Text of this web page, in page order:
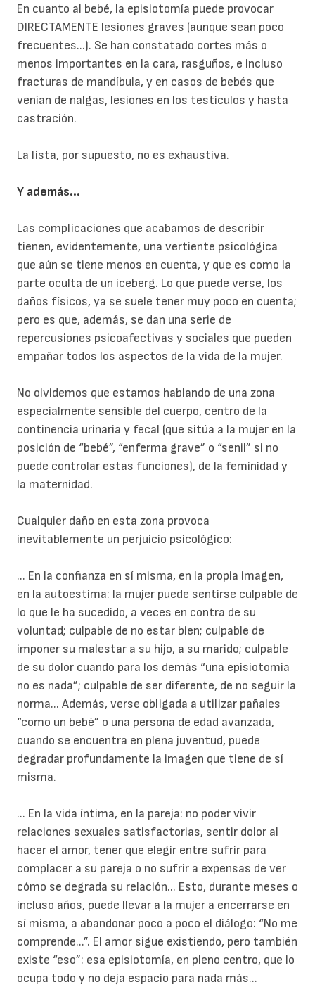
En cuanto al bebé, la episiotomía puede provocar
DIRECTAMENTE lesiones graves (aunque sean poco
frecuentes...). Se han constatado cortes más o
menos importantes en la cara, rasguños, e incluso
fracturas de mandíbula, y en casos de bebés que
venían de nalgas, lesiones en los testículos y hasta
castración.
La lista, por supuesto, no es exhaustiva.
Y además...
Las complicaciones que acabamos de describir
tienen, evidentemente, una vertiente psicológica
que aún se tiene menos en cuenta, y que es como la
parte oculta de un iceberg. Lo que puede verse, los
daños físicos, ya se suele tener muy poco en cuenta;
pero es que, además, se dan una serie de
repercusiones psicoafectivas y sociales que pueden
empañar todos los aspectos de la vida de la mujer.
No olvidemos que estamos hablando de una zona
especialmente sensible del cuerpo, centro de la
continencia urinaria y fecal (que sitúa a la mujer en la
posición de “bebé”, “enferma grave” o “senil” si no
puede controlar estas funciones), de la feminidad y
la maternidad.
Cualquier daño en esta zona provoca
inevitablemente un perjuicio psicológico:
... En la confianza en sí misma, en la propia imagen,
en la autoestima: la mujer puede sentirse culpable de
lo que le ha sucedido, a veces en contra de su
voluntad; culpable de no estar bien; culpable de
imponer su malestar a su hijo, a su marido; culpable
de su dolor cuando para los demás “una episiotomía
no es nada”; culpable de ser diferente, de no seguir la
norma... Además, verse obligada a utilizar pañales
“como un bebé” o una persona de edad avanzada,
cuando se encuentra en plena juventud, puede
degradar profundamente la imagen que tiene de sí
misma.
... En la vida íntima, en la pareja: no poder vivir
relaciones sexuales satisfactorias, sentir dolor al
hacer el amor, tener que elegir entre sufrir para
complacer a su pareja o no sufrir a expensas de ver
cómo se degrada su relación... Esto, durante meses o
incluso años, puede llevar a la mujer a encerrarse en
sí misma, a abandonar poco a poco el diálogo: “No me
comprende...”. El amor sigue existiendo, pero también
existe “eso”: esa episiotomía, en pleno centro, que lo
ocupa todo y no deja espacio para nada más...